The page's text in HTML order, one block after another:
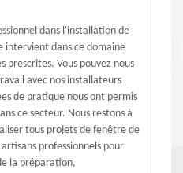
dans l'installation de
intervient dans ce domaine
prescrites. Vous pouvez nous
avec nos installateurs
de pratique nous ont permis
ce secteur. Nous restons à
tous projets de fenêtre de
professionnels pour
la préparation,